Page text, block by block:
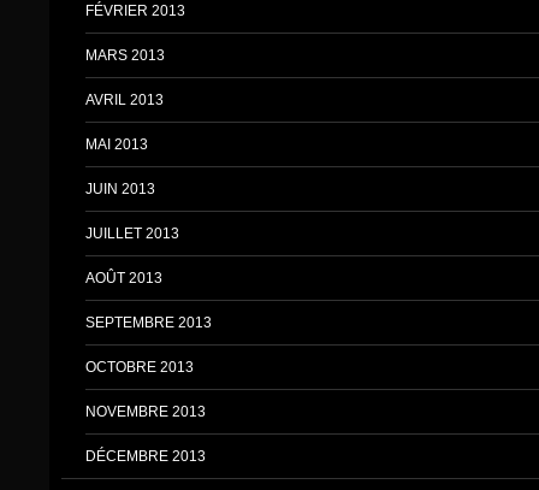
FÉVRIER 2013
MARS 2013
AVRIL 2013
MAI 2013
JUIN 2013
JUILLET 2013
AOÛT 2013
SEPTEMBRE 2013
OCTOBRE 2013
NOVEMBRE 2013
DÉCEMBRE 2013